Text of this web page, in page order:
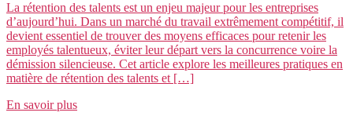
La rétention des talents est un enjeu majeur pour les entreprises
d’aujourd’hui. Dans un marché du travail extrêmement compétitif, il
devient essentiel de trouver des moyens efficaces pour retenir les
employés talentueux, éviter leur départ vers la concurrence voire la
démission silencieuse. Cet article explore les meilleures pratiques en
matière de rétention des talents et […]
En savoir plus